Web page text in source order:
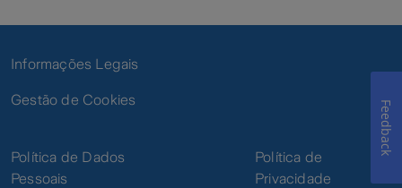
Informações Legais
Gestão de Cookies
Política de Dados
Pessoais
Política de
Privacidade
Feedback